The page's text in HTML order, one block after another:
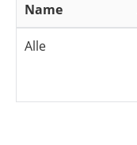
Name
Alle